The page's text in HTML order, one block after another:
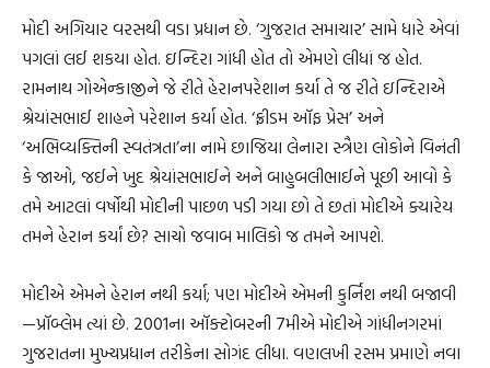
મોદી અગિયાર વરસથી વડા પ્રધાન છે. ‘ગુજરાત સમાચાર’ સામે ધારે એવાં
પગલાં લઈ શકયા હોત. ઇન્દિરા ગાંધી હોત તો એમણે લીધાં જ હોત.
રામનાથ ગોએન્કાજીને જે રીતે હેરાનપરેશાન કર્યા તે જ રીતે ઇન્દિરાએ
શ્રેયાંસભાઈ શાહને પરેશાન કર્યા હોત. ‘ફ્રીડમ ઑફ પ્રેસ’ અને
‘અભિવ્યક્તિની સ્વતંત્રતા’ના નામે છાજિયા લેનારા સ્ત્રૈણ લોકોને વિનંતી
કે જાઓ, જઈને ખુદ શ્રેયાંસભાઈને અને બાહુબલીભાઈને પૂછી આવો કે
તમે આટલાં વર્ષોથી મોદીની પાછળ પડી ગયા છો તે છતાં મોદીએ ક્યારેય
તમને હેરાન કર્યાં છે? સાચો જવાબ માલિકો જ તમને આપશે.
મોદીએ એમને હેરાન નથી કર્યા; પણ મોદીએ એમની કુર્નિશ નથી બજાવી
—પ્રૉબ્લેમ ત્યાં છે. 2001ના ઑક્ટોબરની 7મીએ મોદીએ ગાંધીનગરમાં
ગુજરાતના મુખ્યપ્રધાન તરીકેના સોગંદ લીધા. વણલખી રસમ પ્રમાણે નવા